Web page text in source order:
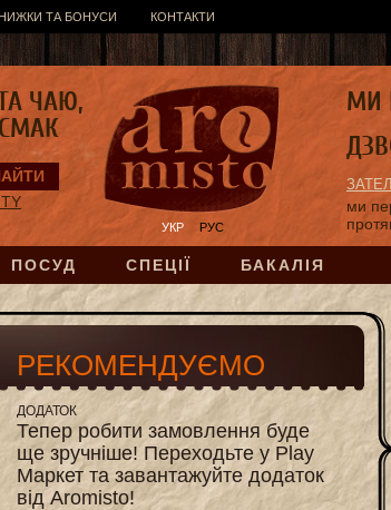
ТА БОНУСИ КОНТАКТИ
ПОСУД СПЕЦІЇ БАКАЛІЯ
УКР РУС
ми
ЧАЮ,
МИ
РЕКОМЕНДУЄМО
ДОДАТОК
Тепер робити замовлення буде
ще зручніше! Переходьте у Play
Маркет та завантажуйте додаток
від Aromisto!